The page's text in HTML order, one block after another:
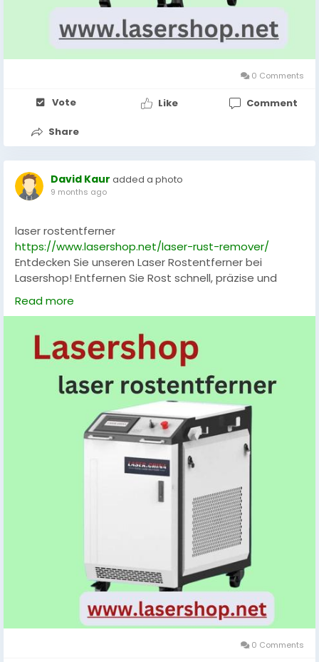
0 Comments
Vote Like Comment
Share
David Kaur added a photo
9 months ago
laser rostentferner
https://www.lasershop.net/laser-rust-remover/
Entdecken Sie unseren Laser Rostentferner bei
Lasershop! Entfernen Sie Rost schnell, präzise und
materialschonend – ganz ohne Chemie. Ideal für
Werkstatt, Industrie oder Restaurierungen
effizient und zuverlässig für perfekte Ergebnisse.
#LaserRostentferner,#Rostentfernung
#Metallpflege
Read more
0 Comments